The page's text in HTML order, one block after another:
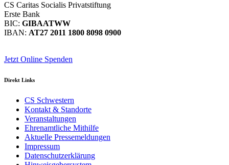
CS Caritas Socialis Privatstiftung
Erste Bank
BIC: GIBAATWW
IBAN: AT27 2011 1800 8098 0900
Jetzt Online Spenden
Direkt Links
CS Schwestern
Kontakt & Standorte
Veranstaltungen
Ehrenamtliche Mithilfe
Aktuelle Pressemeldungen
Impressum
Datenschutzerklärung